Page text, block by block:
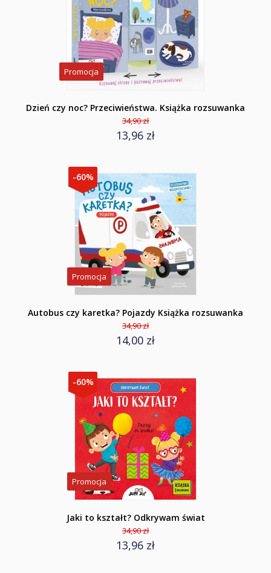
Promocja
Dzień czy noc? Przeciwieństwa. Książka rozsuwanka
34,90 zł
13,96 zł
-60%
Promocja
Autobus czy karetka? Pojazdy Książka rozsuwanka
34,90 zł
14,00 zł
-60%
Promocja
Jaki to kształt? Odkrywam świat
34,90 zł
13,96 zł